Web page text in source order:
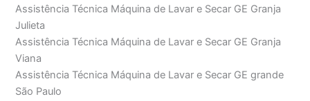
Assistência Técnica Máquina de Lavar e Secar GE Granja
Julieta
Assistência Técnica Máquina de Lavar e Secar GE Granja
Viana
Assistência Técnica Máquina de Lavar e Secar GE grande
São Paulo